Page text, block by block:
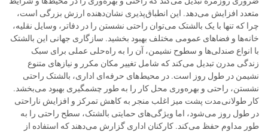
متعدد افزایش می‌دهد. این انطباق‌پذیری نشان‌دهنده ارزش بزرگی است،
چرا که تنها با یک بالشتک می‌توان راحتی نشستن را در دفاتر، وسایل نقلیه،
خانه‌ها و فضاهای عمومی مختلف بهبود بخشید. سازگاری جهانی این بالشتک
با انواع صندلی‌ها و سطوح نشیمن، آن را به راه‌حلی عملی برای سبک
زندگی مدرن تبدیل می‌کند که شامل تغییر مکان مکرر و نیازهای متنوع
نشیمن در طول روز است. در محیط‌های حرفه‌ای اداری، بالشتک راحتی
نشستن، راحتی و بهره‌وری محل کار را به طور چشمگیری بهبود می‌بخشد.
کار طولانی‌مدت پشت میز اغلب منجر به کاهش تمرکز و افزایش ناراحتی
در طول روز می‌شود، اما ویژگی‌های حمایتی بالشتک، سطح راحتی را به
طور مداوم حفظ می‌کند. کارکنان اداری گزارش می‌دهند که استفاده از